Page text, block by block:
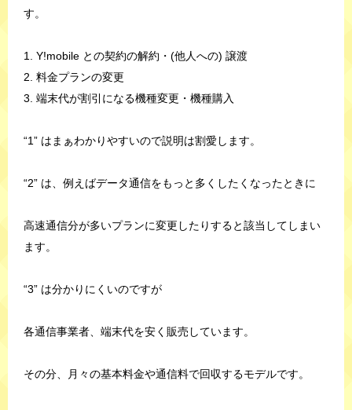
す。
1. Y!mobile との契約の解約・(他人への) 譲渡
2. 料金プランの変更
3. 端末代が割引になる機種変更・機種購入
“1” はまぁわかりやすいので説明は割愛します。
“2” は、例えばデータ通信をもっと多くしたくなったときに
高速通信分が多いプランに変更したりすると該当してしまい
ます。
“3” は分かりにくいのですが
各通信事業者、端末代を安く販売しています。
その分、月々の基本料金や通信料で回収するモデルです。